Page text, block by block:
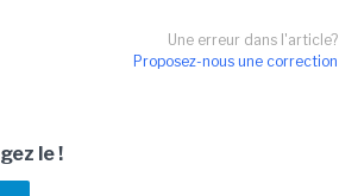
Une erreur dans l'article?
Proposez-nous une correction
le !